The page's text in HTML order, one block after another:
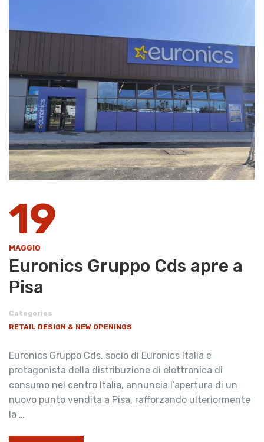
19
MAGGIO
Euronics Gruppo Cds apre a
Pisa
Categories
RETAIL DESIGN & NEW OPENINGS
Euronics Gruppo Cds, socio di Euronics Italia e
protagonista della distribuzione di elettronica di
consumo nel centro Italia, annuncia l’apertura di un
nuovo punto vendita a Pisa, rafforzando ulteriormente
la …